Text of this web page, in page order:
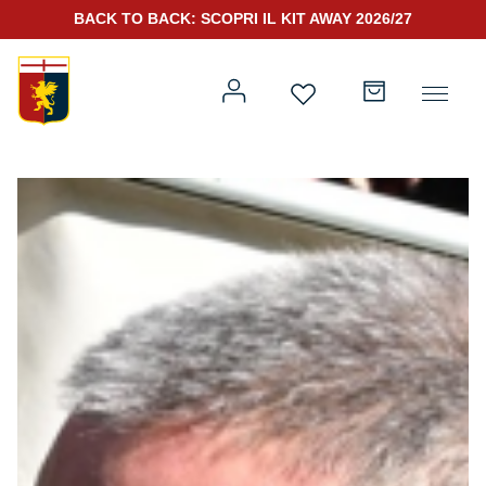
Prima squadra
Genoa for Special
Rappresentanza
Kit Gara 25/26
BACK TO BACK: SCOPRI IL KIT AWAY 2026/27